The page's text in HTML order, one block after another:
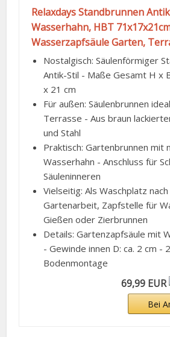
Relaxdays Standbrunnen
Wasserhahn, HBT
Wasserzapfsäule Garten,
Nostalgisch: Säulenförmiger
Antik-Stil - Maße Gesamt H x
x 21 cm
Für außen: Säulenbrunnen
Terrasse - Aus braun
und Stahl
Praktisch: Gartenbrunnen mit
Wasserhahn - Anschluss für
Säuleninneren
Vielseitig: Als Waschplatz
Gartenarbeit, Zapfstelle für
Gießen oder Zierbrunnen
Details: Gartenzapfsäule mit
- Gewinde innen D: ca. 2 cm -
Bodenmontage
69,99 EUR
Bei